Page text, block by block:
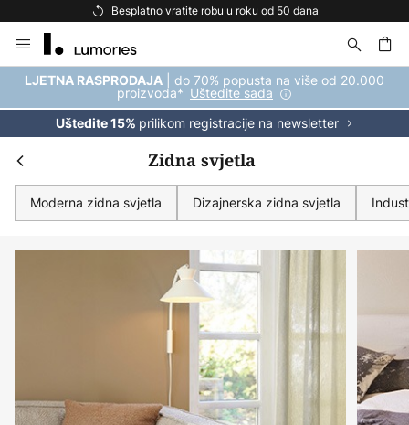
Besplatna dostava za kupnju iznad 69 €
to
Content
LJETNA RASPRODAJA | do 70% popusta na više od 20.000
proizvoda* Uštedite sada
Uštedite 15% prilikom registracije na newsletter
Zidna svjetla
Moderna zidna svjetla Dizajnerska zidna svjetla